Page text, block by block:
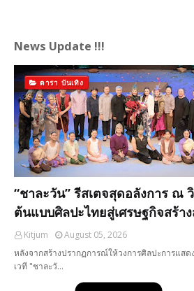
News Update !!!
ดารา บันเทิง
“ชาละวัน” รีสเตจสุดอลังการ ณ
ต้นแบบศิลปะไทยสู่เศรษฐกิจสร้า
Kitjum
August 05, 2026
หลังจากสร้างปรากฏการณ์ให้วงการศิลปะการแสด
เวที "ชาละวั…